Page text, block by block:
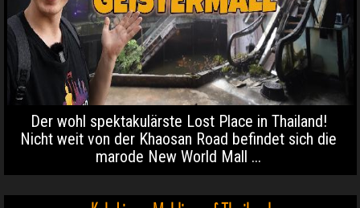
Der wohl spektakulärste Lost Place in Thailand!
Nicht weit von der Khaosan Road befindet sich die
marode New World Mall ...